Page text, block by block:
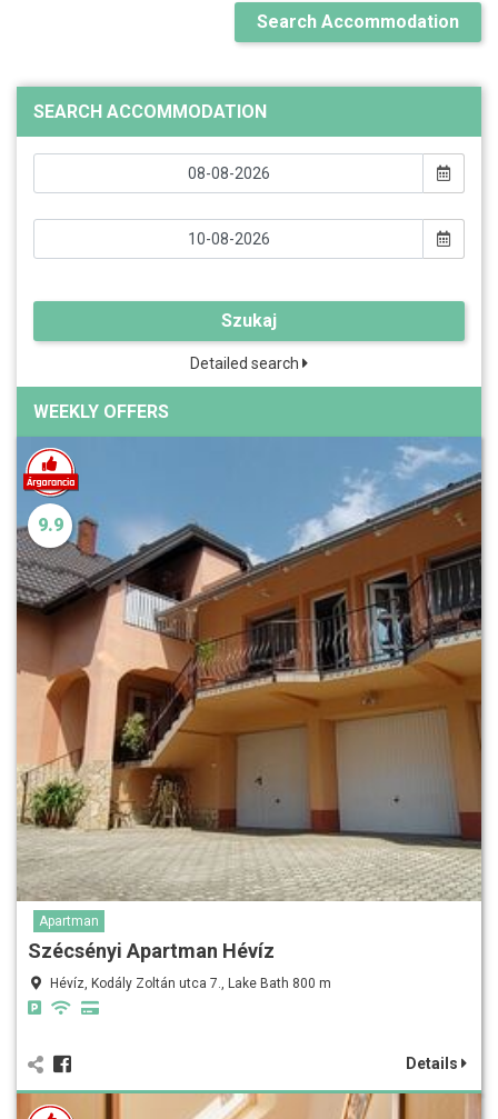
Search Accommodation
SEARCH ACCOMMODATION
Szukaj
Detailed search
WEEKLY OFFERS
9.9
Apartman
Szécsényi Apartman Hévíz
Hévíz, Kodály Zoltán utca 7., Lake Bath 800 m
Details